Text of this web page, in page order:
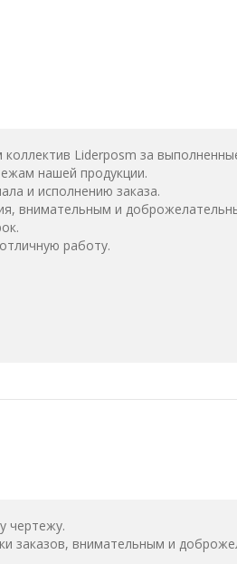
Liderposm за
нашей продукции.
и исполнению заказа.
внимательным и
работу.
чертежу.
заказов, внимательным и